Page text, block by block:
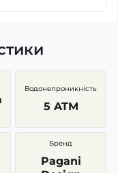
Водонепроникність
5 ATM
Бренд
Pagani